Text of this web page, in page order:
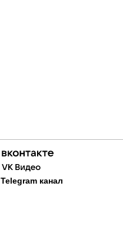
Telegram канал